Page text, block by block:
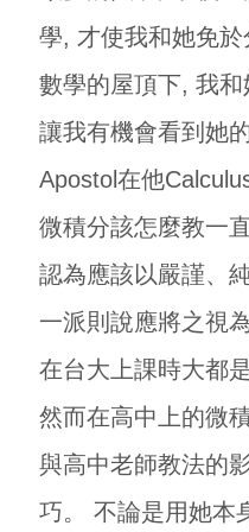
學, 才使我和她免
數學的屋頂下, 我
讓我有機會看到她
Apostol在他
微積分該怎麼教一
認為應該以嚴謹、
一派則說應將之視
在台大上課時大都
然而在高中上的微
與高中老師教法的
巧。 不論是用她本